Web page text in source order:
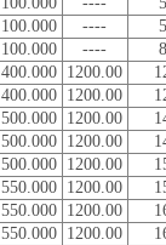
100.000 ----
100.000 ----
400.000 1200.00
400.000 1200.00
500.000 1200.00
500.000 1200.00
500.000 1200.00
550.000 1200.00
550.000 1200.00
550.000 1200.00